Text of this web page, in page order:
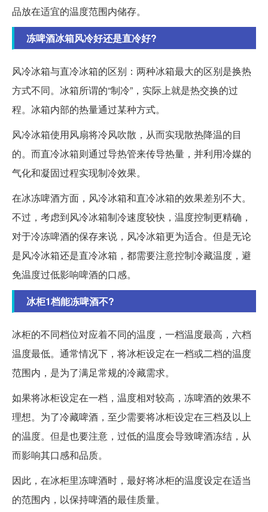
品放在适宜的温度范围内储存。
冻啤酒冰箱风冷好还是直冷好?
风冷冰箱与直冷冰箱的区别：两种冰箱最大的区别是换热
方式不同。冰箱所谓的“制冷”，实际上就是热交换的过
程。冰箱内部的热量通过某种方式。
风冷冰箱使用风扇将冷风吹散，从而实现散热降温的目
的。而直冷冰箱则通过导热管来传导热量，并利用冷媒的
气化和凝固过程实现制冷效果。
在冰冻啤酒方面，风冷冰箱和直冷冰箱的效果差别不大。
不过，考虑到风冷冰箱制冷速度较快，温度控制更精确，
对于冷冻啤酒的保存来说，风冷冰箱更为适合。但是无论
是风冷冰箱还是直冷冰箱，都需要注意控制冷藏温度，避
免温度过低影响啤酒的口感。
冰柜1档能冻啤酒不?
冰柜的不同档位对应着不同的温度，一档温度最高，六档
温度最低。通常情况下，将冰柜设定在一档或二档的温度
范围内，是为了满足常规的冷藏需求。
如果将冰柜设定在一档，温度相对较高，冻啤酒的效果不
理想。为了冷藏啤酒，至少需要将冰柜设定在三档及以上
的温度。但是也要注意，过低的温度会导致啤酒冻结，从
而影响其口感和品质。
因此，在冰柜里冻啤酒时，最好将冰柜的温度设定在适当
的范围内，以保持啤酒的最佳质量。